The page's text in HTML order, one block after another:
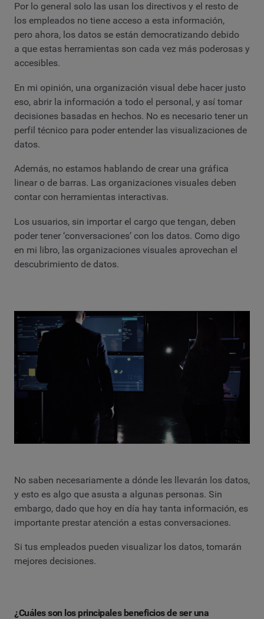
Por lo general solo las usan los directivos y el resto de
los empleados no tiene acceso a esta información,
pero ahora, los datos se están democratizando debido
a que estas herramientas son cada vez más poderosas y
accesibles.
En mi opinión, una organización visual debe hacer justo
eso, abrir la información a todo el personal, y así tomar
decisiones basadas en hechos. No es necesario tener un
perfil técnico para poder entender las visualizaciones de
datos.
Además, no estamos hablando de crear una gráfica
linear o de barras. Las organizaciones visuales deben
contar con herramientas interactivas.
Los usuarios, sin importar el cargo que tengan, deben
poder tener ‘conversaciones’ con los datos. Como digo
en mi libro, las organizaciones visuales aprovechan el
descubrimiento de datos.
No saben necesariamente a dónde les llevarán los datos,
y esto es algo que asusta a algunas personas. Sin
embargo, dado que hoy en día hay tanta información, es
importante prestar atención a estas conversaciones.
Si tus empleados pueden visualizar los datos, tomarán
mejores decisiones.
¿Cuáles son los principales beneficios de ser una